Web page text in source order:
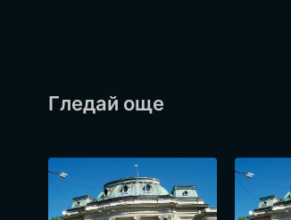
Гледай още